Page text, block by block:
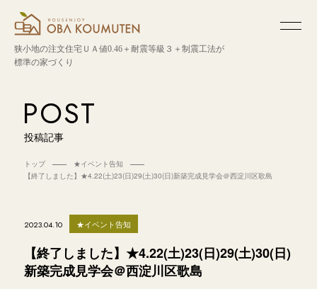
狭小地の注文住宅ＵＡ値0.46＋耐震等級３＋制震工法が
標準の家づくり
POST
投稿記事
トップ
★イベント告知
【終了しました】★4.22(土)23(日)29(土)30(日)新築完成見学会＠西淀川区歌島
2023.04.10 ★イベント告知
【終了しました】★4.22(土)23(日)29(土)30(日)
新築完成見学会＠西淀川区歌島